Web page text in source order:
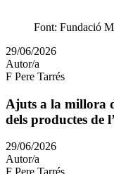
Font: Fundació
Article
publicat
el:
29/06/2026
Autor/a
F Pere Tarrés
Ajuts a la millora
dels productes de
Article
publicat
29/06/2026
Autor/a